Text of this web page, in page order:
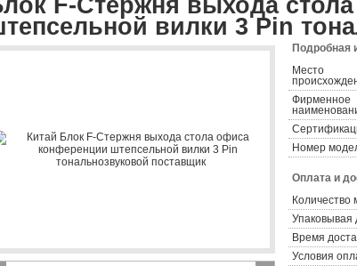
F-Стержня выхода
вилки 3 Pin
Подробная
Место
Фирменное
Номер
Оплата и
Количество
Упаковывая
Время
Условия